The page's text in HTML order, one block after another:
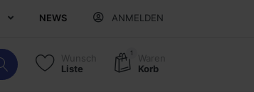
NEWS ANMELDEN
Wunsch
Liste
1
Waren
Korb